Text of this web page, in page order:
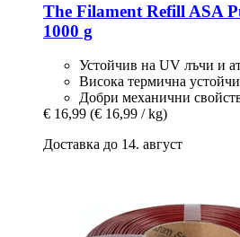
The Filament Refill ASA
1000 g
Устойчив на UV лъчи и
Висока термична
Добри механични
€ 16,99 (€ 16,99 / kg)
Доставка до 14. август